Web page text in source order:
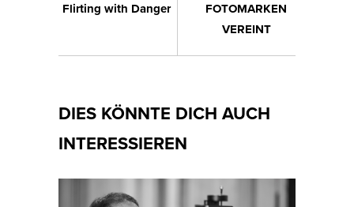
Flirting with Danger
FOTOMARKEN
VEREINT
DIES KÖNNTE DICH AUCH
INTERESSIEREN